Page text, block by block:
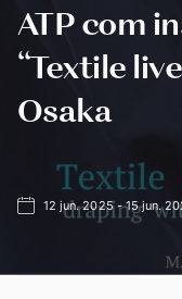
ATP com
“Textile
Osaka
12 jun. 2025 - 15 jun.